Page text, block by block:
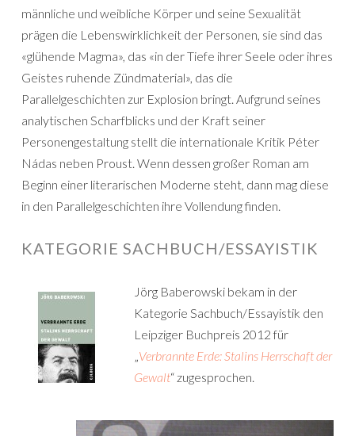
männliche und weibliche Körper und seine Sexualität
prägen die Lebenswirklichkeit der Personen, sie sind das
«glühende Magma», das «in der Tiefe ihrer Seele oder ihres
Geistes ruhende Zündmaterial», das die
Parallelgeschichten zur Explosion bringt. Aufgrund seines
analytischen Scharfblicks und der Kraft seiner
Personengestaltung stellt die internationale Kritik Péter
Nádas neben Proust. Wenn dessen großer Roman am
Beginn einer literarischen Moderne steht, dann mag diese
in den Parallelgeschichten ihre Vollendung finden.
KATEGORIE SACHBUCH/ESSAYISTIK
Jörg Baberowski bekam in der
Kategorie Sachbuch/Essayistik den
Leipziger Buchpreis 2012 für
„Verbrannte Erde: Stalins Herrschaft der
Gewalt“ zugesprochen.